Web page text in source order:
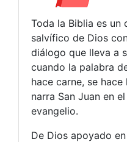
Toda la Biblia es un
salvífico de Dios
diálogo que lleva a
cuando la palabra
hace carne, se
narra San Juan en
evangelio.
De Dios apoyado